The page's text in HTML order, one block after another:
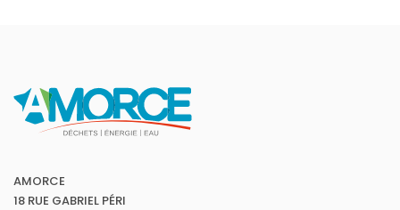
AMORCE
18 RUE GABRIEL PÉRI